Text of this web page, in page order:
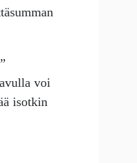
voi
isotkin